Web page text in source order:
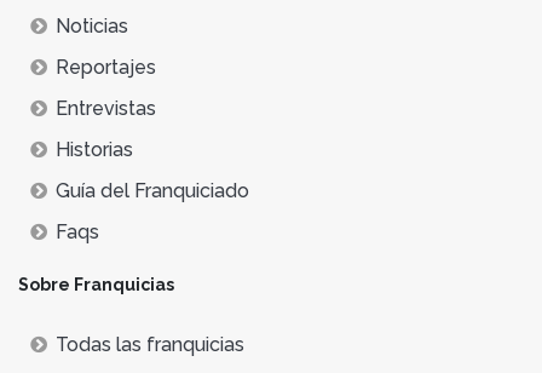
Noticias
Reportajes
Entrevistas
Historias
Guía del Franquiciado
Faqs
Sobre Franquicias
Todas las franquicias